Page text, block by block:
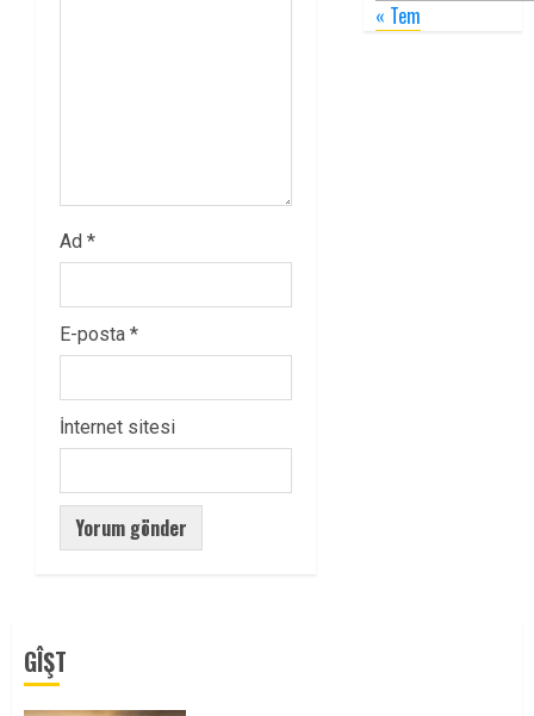
Ad *
E-posta *
İnternet sitesi
« Tem
GÎŞT